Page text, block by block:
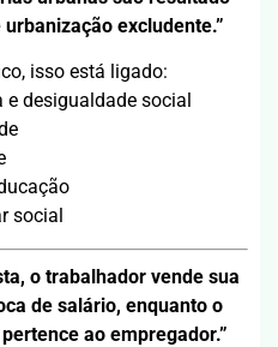
excludente.”
isso está ligado:
desigualdade social
social
o trabalhador vende sua
de salário, enquanto o
ao empregador.”